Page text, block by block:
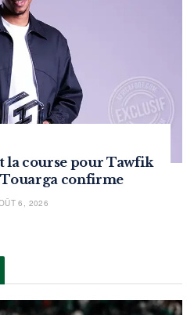
course pour Tawfik
Touarga confirme
6, 2026